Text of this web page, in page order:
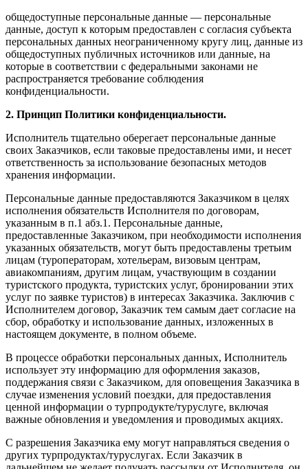
общедоступные персональные данные — персональные
данные, доступ к которым предоставлен с согласия субъекта
персональных данных неограниченному кругу лиц, данные из
общедоступных публичных источников или данные, на
которые в соответствии с федеральными законами не
распространяется требование соблюдения
конфиденциальности.
2. Принцип Политики конфиденциальности.
Исполнитель тщательно оберегает персональные данные
своих Заказчиков, если таковые предоставлены ими, и несет
ответственность за использование безопасных методов
хранения информации.
Персональные данные предоставляются Заказчиком в целях
исполнения обязательств Исполнителя по договорам,
указанным в п.1 абз.1. Персональные данные,
предоставленные Заказчиком, при необходимости исполнения
указанных обязательств, могут быть предоставлены третьим
лицам (туроператорам, хотельерам, визовым центрам,
авиакомпаниям, другим лицам, участвующим в создании
туристского продукта, туристских услуг, бронировании этих
услуг по заявке туристов) в интересах Заказчика. Заключив с
Исполнителем договор, Заказчик тем самым дает согласие на
сбор, обработку и использование данных, изложенных в
настоящем документе, в полном объеме.
В процессе обработки персональных данных, Исполнитель
использует эту информацию для оформления заказов,
поддержания связи с Заказчиком, для оповещения Заказчика в
случае изменения условий поездки, для предоставления
ценной информации о турпродукте/туруслуге, включая
важные обновления и уведомления и проводимых акциях.
С разрешения Заказчика ему могут направляться сведения о
других турпродуктах/туруслугах. Если Заказчик в